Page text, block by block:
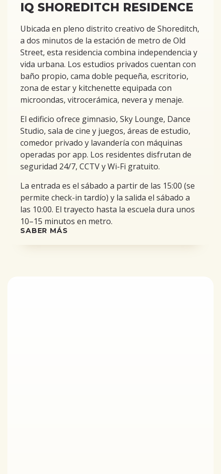
IQ SHOREDITCH RESIDENCE
Ubicada en pleno distrito creativo de Shoreditch,
a dos minutos de la estación de metro de Old
Street, esta residencia combina independencia y
vida urbana. Los estudios privados cuentan con
baño propio, cama doble pequeña, escritorio,
zona de estar y kitchenette equipada con
microondas, vitrocerámica, nevera y menaje.
El edificio ofrece gimnasio, Sky Lounge, Dance
Studio, sala de cine y juegos, áreas de estudio,
comedor privado y lavandería con máquinas
operadas por app. Los residentes disfrutan de
seguridad 24/7, CCTV y Wi-Fi gratuito.
La entrada es el sábado a partir de las 15:00 (se
permite check-in tardío) y la salida el sábado a
las 10:00. El trayecto hasta la escuela dura unos
10–15 minutos en metro.
SABER MÁS